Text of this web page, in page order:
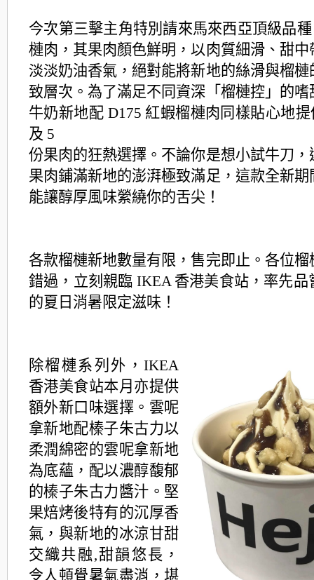
今次第三擊主角特別請來馬來西亞頂級品
槤肉，其果肉顏色鮮明，以肉質細滑、 甜中
淡淡奶油香氣，絕對能將新地的絲滑與榴槤
致層次。為了滿足不 同資深「榴槤控」的
牛奶新地配 D175 紅蝦榴槤肉同樣貼心地
及 5
份果肉的狂熱選擇。不論你是想小試牛刀，
果肉鋪滿新地的澎湃極致滿足，這款全新期
能讓醇厚風味縈繞你的舌尖！
各款榴槤新地數量有限，售完即止。各位榴
錯過，立刻親臨 IKEA 香港美食站，率先品
的夏日消暑限定滋味！
除榴槤系列外，IKEA
香港美食站本月亦提供
額外新口味選擇。雲呢
拿新地配榛子朱古力以
柔潤綿密的雲呢拿新地
為底蘊，配以濃醇馥郁
的榛子朱古力醬汁。堅
果焙烤後特有的沉厚香
氣，與新地的冰涼甘甜
交織共融,甜韻悠長，
令人頓覺暑氣盡消，堪